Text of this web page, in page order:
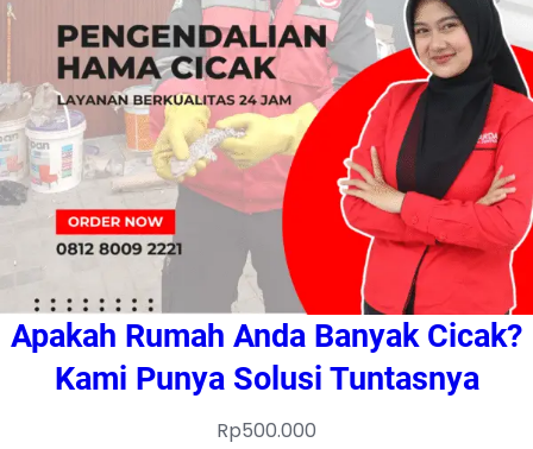
Apakah Rumah Anda Banyak Cicak?
Kami Punya Solusi Tuntasnya
Rp500.000